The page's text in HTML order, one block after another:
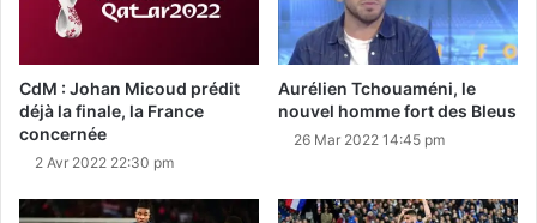
CdM : Johan Micoud prédit
déjà la finale, la France
concernée
2 Avr 2022 22:30 pm
Aurélien Tchouaméni, le
nouvel homme fort des Bleus
26 Mar 2022 14:45 pm